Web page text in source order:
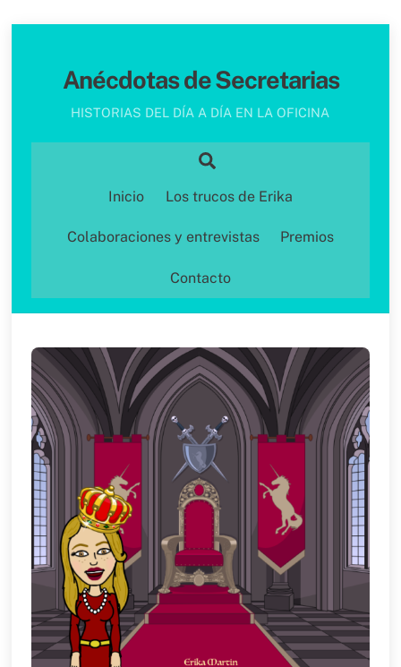
Anécdotas de Secretarias
HISTORIAS DEL DÍA A DÍA EN LA OFICINA
Inicio Los trucos de Erika
Colaboraciones y entrevistas Premios
Contacto